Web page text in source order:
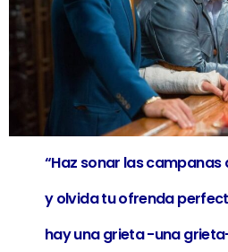
“Haz sonar las campanas
y olvida tu ofrenda
hay una grieta -una